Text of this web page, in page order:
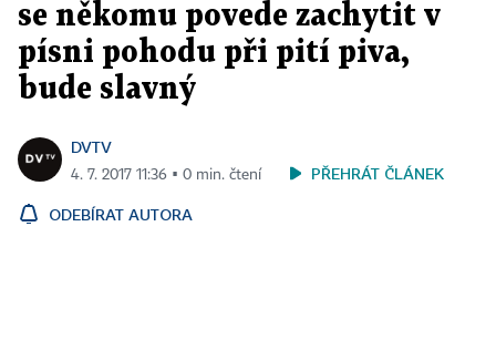
se někomu povede zachytit v
písni pohodu při pití piva,
bude slavný
DVTV
4. 7. 2017 11:36 ▪ 0 min. čtení PŘEHRÁT ČLÁNEK
ODEBÍRAT AUTORA